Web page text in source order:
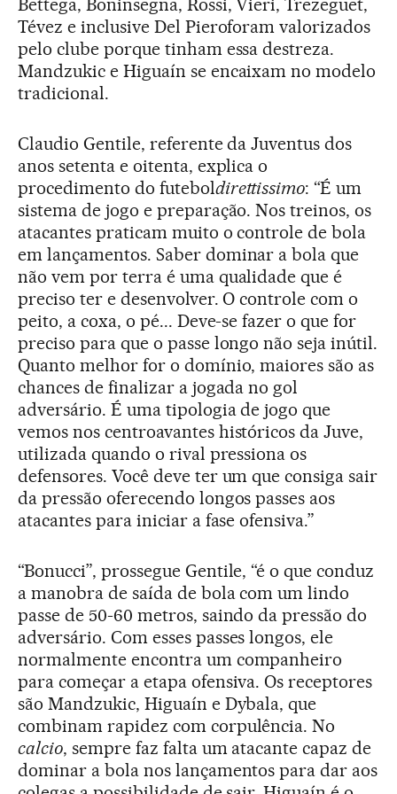
Bettega, Boninsegna, Rossi, Vieri, Trezeguet,
Tévez e inclusive Del Pieroforam valorizados
pelo clube porque tinham essa destreza.
Mandzukic e Higuaín se encaixam no modelo
tradicional.
Claudio Gentile, referente da Juventus dos
anos setenta e oitenta, explica o
procedimento do futeboldirettissimo: “É um
sistema de jogo e preparação. Nos treinos, os
atacantes praticam muito o controle de bola
em lançamentos. Saber dominar a bola que
não vem por terra é uma qualidade que é
preciso ter e desenvolver. O controle com o
peito, a coxa, o pé... Deve-se fazer o que for
preciso para que o passe longo não seja inútil.
Quanto melhor for o domínio, maiores são as
chances de finalizar a jogada no gol
adversário. É uma tipologia de jogo que
vemos nos centroavantes históricos da Juve,
utilizada quando o rival pressiona os
defensores. Você deve ter um que consiga sair
da pressão oferecendo longos passes aos
atacantes para iniciar a fase ofensiva.”
“Bonucci”, prossegue Gentile, “é o que conduz
a manobra de saída de bola com um lindo
passe de 50-60 metros, saindo da pressão do
adversário. Com esses passes longos, ele
normalmente encontra um companheiro
para começar a etapa ofensiva. Os receptores
são Mandzukic, Higuaín e Dybala, que
combinam rapidez com corpulência. No
calcio, sempre faz falta um atacante capaz de
dominar a bola nos lançamentos para dar aos